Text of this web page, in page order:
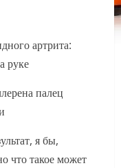
артрита:
руке
палец
я бы,
что такое может